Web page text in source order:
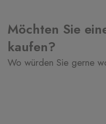
Möchten Sie
kaufen?
Wo würden Sie gerne